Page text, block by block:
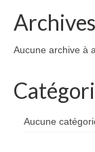
1901
1950
Archives
Aucune archive à
Aucune